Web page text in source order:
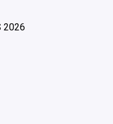
2026